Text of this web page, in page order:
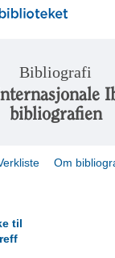
Bibliografi
bibliografien
Om
til